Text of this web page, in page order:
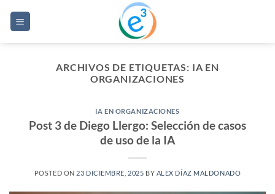
ARCHIVOS DE ETIQUETAS: IA EN
ORGANIZACIONES
IA EN ORGANIZACIONES
Post 3 de Diego Llergo: Selección de casos
de uso de la IA
POSTED ON 23 DICIEMBRE, 2025 BY ALEX DÍAZ MALDONADO